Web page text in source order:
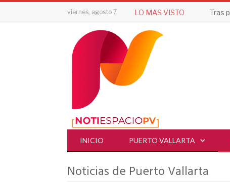
viernes, agosto 7 LO MAS VISTO
INICIO PUERTO VALLARTA
Noticias de Puerto Vallarta